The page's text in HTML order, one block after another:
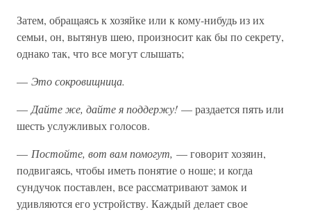
Затем, обращаясь к хозяйке или к кому-нибудь из их
семьи, он, вытянув шею, произносит как бы по секрету,
однако так, что все могут слышать;
— Это сокровищница.
— Дайте же, дайте я поддержу! — раздается пять или
шесть услужливых голосов.
— Постойте, вот вам помогут, — говорит хозяин,
подвигаясь, чтобы иметь понятие о ноше; и когда
сундучок поставлен, все рассматривают замок и
удивляются его устройству. Каждый делает свое